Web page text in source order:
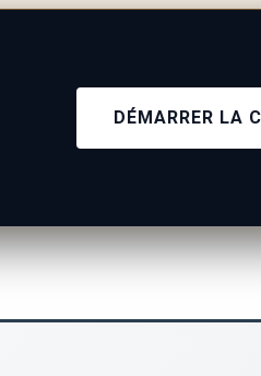
DÉMARRER LA